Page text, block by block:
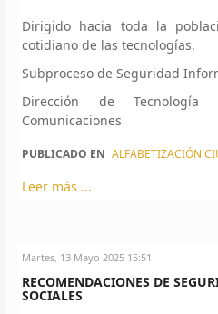
Dirigido hacia toda la
cotidiano de las tecnologías.
Subproceso de Seguridad
Dirección de
Comunicaciones
PUBLICADO EN ALFABETIZACIÓN
Leer más ...
Martes, 13 Mayo 2025 15:51
RECOMENDACIONES DE
SOCIALES